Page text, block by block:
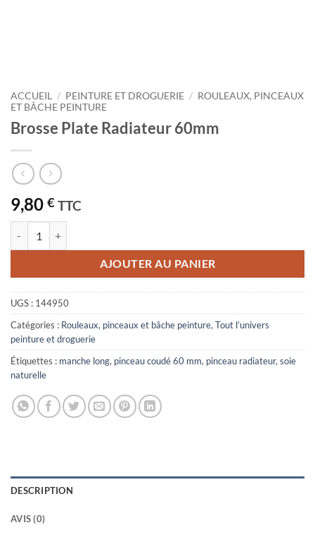
ACCUEIL / PEINTURE ET DROGUERIE / ROULEAUX, PINCEAUX
ET BÂCHE PEINTURE
Brosse Plate Radiateur 60mm
9,80 € TTC
AJOUTER AU PANIER
UGS : 144950
Catégories : Rouleaux, pinceaux et bâche peinture,Tout l’univers
peinture et droguerie
Étiquettes : manche long, pinceau coudé 60 mm, pinceau radiateur,soie
naturelle
DESCRIPTION
AVIS (0)